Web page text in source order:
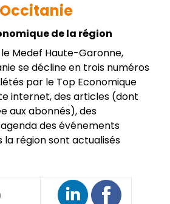
de la région
le Medef Haute-Garonne,
se décline en trois numéros
par le Top Economique
internet, des articles (dont
aux abonnés), des
des événements
la région sont actualisés